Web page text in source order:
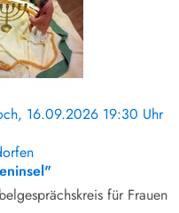
16.09.2026 19:30 Uhr
für Frauen